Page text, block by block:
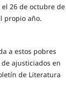
26 de octubre de
propio año.
a estos pobres
ajusticiados en
de Literatura